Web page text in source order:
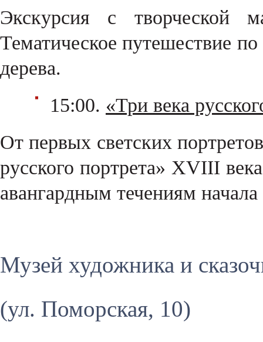
Экскурсия с творческой
Тематическое путешествие
дерева.
15:00. «Три века
От первых светских
русского портрета» XVIII
авангардным течениям
Музей художника и
(ул. Поморская, 10)